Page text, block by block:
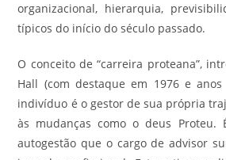
organizacional, hierarquia,
típicos do início do século passado.
O conceito de “carreira proteana”,
Hall (com destaque em 1976 e
indivíduo é o gestor de sua própria
às mudanças como o deus Proteu.
autogestão que o cargo de advisor